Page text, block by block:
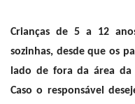
Crianças de 5 a 12
sozinhas, desde que os
lado de fora da área da
Caso o responsável